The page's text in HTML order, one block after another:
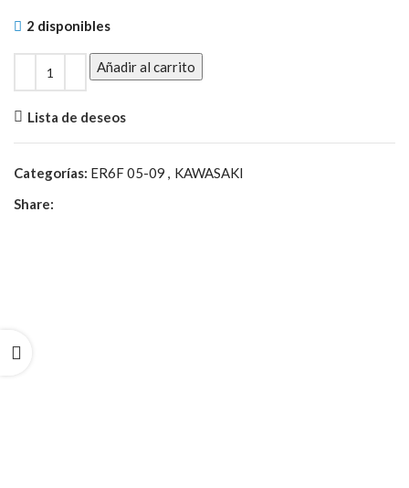
2 disponibles
Añadir al carrito
Lista de deseos
Categorías: ER6F 05-09 , KAWASAKI
Share: